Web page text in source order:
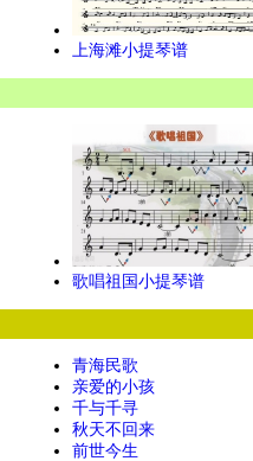
上海滩小提琴谱
歌唱祖国小提琴谱
青海民歌
亲爱的小孩
千与千寻
秋天不回来
前世今生